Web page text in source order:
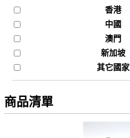
香港
中國
澳門
新加坡
其它國家
商品清單